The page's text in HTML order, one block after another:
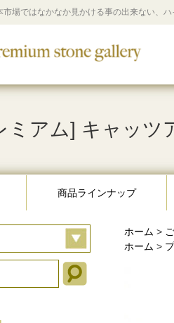
市場ではなかなか見かける事の出来ない、
ミアム] キャッツ
商品ラインナップ
ホーム >
ホーム >